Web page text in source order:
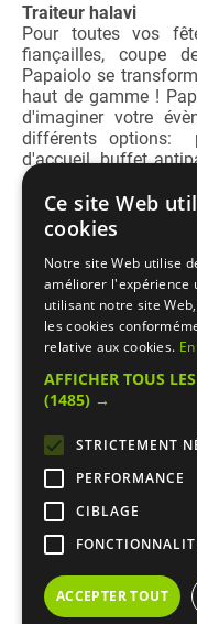
Traiteur halavi
Pour toutes vos
fiançailles, coupe
Papaiolo se
haut de gamme !
d'imaginer votre
différents options:
d'accueil, buffet
animation pâtes à
fromage, animation
glaces, buffet dessert...
Papaiolo est un
italien cacher sous
Ce site Web
cookies
Notre site Web utilise
améliorer l'expérience
utilisant notre site
les cookies
relative aux cookies.
AFFICHER TOUS
(1485) →
STRICTEMENT
PERFORMANCE
CIBLAGE
ACCEPTER TOUT